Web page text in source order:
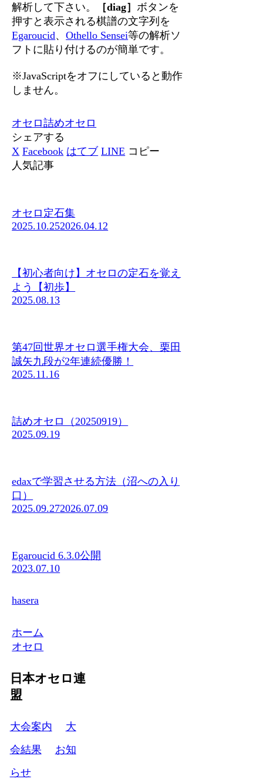
解析して下さい。
［diag］ ボタンを
押すと表示される棋譜の文字列を
Egaroucid、Othello Sensei等の解析ソ
フトに貼り付けるのが簡単です。
※JavaScriptをオフにしていると動作
しません。
オセロ詰めオセロ
シェアする
X Facebook はてブ LINE コピー
人気記事
オセロ定石集
2025.10.252026.04.12
【初心者向け】オセロの定石を覚え
よう【初歩】
2025.08.13
第47回世界オセロ選手権大会、栗田
誠矢九段が2年連続優勝！
2025.11.16
詰めオセロ（20250919）
2025.09.19
edaxで学習させる方法（沼への入り
口）
2025.09.272026.07.09
Egaroucid 6.3.0公開
2023.07.10
hasera
ホーム
オセロ
日本オセロ連
盟
大会案内
大
会結果
お知
らせ